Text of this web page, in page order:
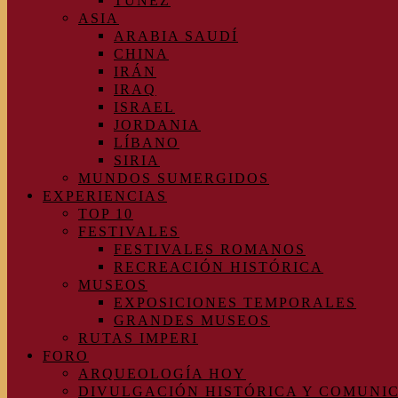
ASIA
ARABIA SAUDÍ
CHINA
IRÁN
IRAQ
ISRAEL
JORDANIA
LÍBANO
SIRIA
MUNDOS SUMERGIDOS
EXPERIENCIAS
TOP 10
FESTIVALES
FESTIVALES ROMANOS
RECREACIÓN HISTÓRICA
MUSEOS
EXPOSICIONES TEMPORALES
GRANDES MUSEOS
RUTAS IMPERI
FORO
ARQUEOLOGÍA HOY
DIVULGACIÓN HISTÓRICA Y